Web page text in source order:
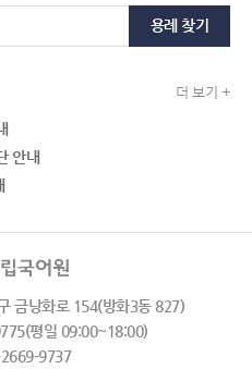
용례 찾기
더 보기 +
안내
금낭화로 154(방화3동 827)
평일 09:00~18:00)
9737